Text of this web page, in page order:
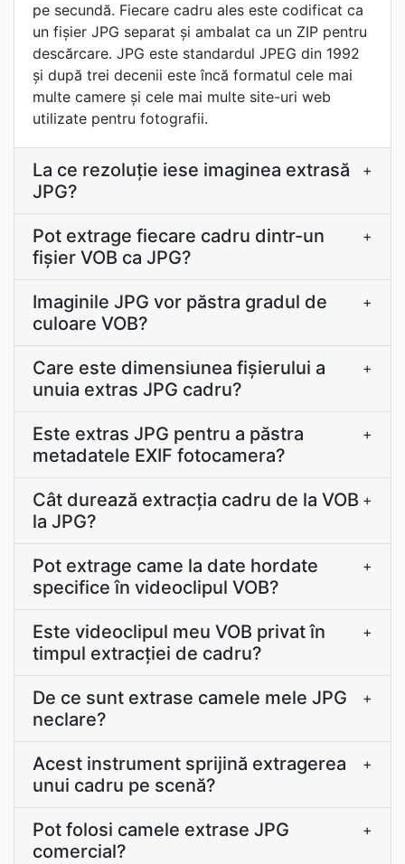
pe secundă. Fiecare cadru ales este codificat ca
un fișier JPG separat și ambalat ca un ZIP pentru
descărcare. JPG este standardul JPEG din 1992
și după trei decenii este încă formatul cele mai
multe camere și cele mai multe site-uri web
utilizate pentru fotografii.
La ce rezoluţie iese imaginea extrasă
JPG?
+
Pot extrage fiecare cadru dintr-un
fișier VOB ca JPG?
+
Imaginile JPG vor păstra gradul de
culoare VOB?
+
Care este dimensiunea fișierului a
unuia extras JPG cadru?
+
Este extras JPG pentru a păstra
metadatele EXIF fotocamera?
+
Cât durează extracţia cadru de la VOB
la JPG?
+
Pot extrage came la date hordate
specifice în videoclipul VOB?
+
Este videoclipul meu VOB privat în
timpul extracției de cadru?
+
De ce sunt extrase camele mele JPG
neclare?
+
Acest instrument sprijină extragerea
unui cadru pe scenă?
+
Pot folosi camele extrase JPG
comercial?
+